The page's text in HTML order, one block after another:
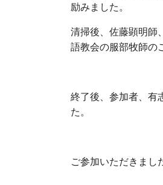
励みました。
清掃後、佐藤顕明師
語教会の服部牧師の
終了後、参加者、有
た。
ご参加いただきまし